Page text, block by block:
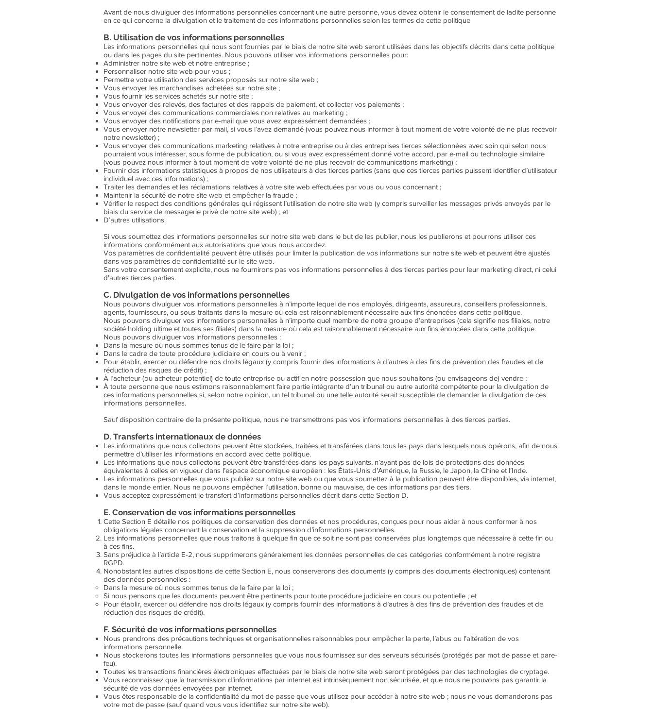
Avant de nous divulguer des informations personnelles concernant une autre personne, vous devez obtenir le consentement de ladite personne
en ce qui concerne la divulgation et le traitement de ces informations personnelles selon les termes de cette politique
B. Utilisation de vos informations personnelles
Les informations personnelles qui nous sont fournies par le biais de notre site web seront utilisées dans les objectifs décrits dans cette politique
ou dans les pages du site pertinentes. Nous pouvons utiliser vos informations personnelles pour:
Administrer notre site web et notre entreprise ;
Personnaliser notre site web pour vous ;
Permettre votre utilisation des services proposés sur notre site web ;
Vous envoyer les marchandises achetées sur notre site ;
Vous fournir les services achetés sur notre site ;
Vous envoyer des relevés, des factures et des rappels de paiement, et collecter vos paiements ;
Vous envoyer des communications commerciales non relatives au marketing ;
Vous envoyer des notifications par e-mail que vous avez expressément demandées ;
Vous envoyer notre newsletter par mail, si vous l’avez demandé (vous pouvez nous informer à tout moment de votre volonté de ne plus recevoir
notre newsletter) ;
Vous envoyer des communications marketing relatives à notre entreprise ou à des entreprises tierces sélectionnées avec soin qui selon nous
pourraient vous intéresser, sous forme de publication, ou si vous avez expressément donné votre accord, par e-mail ou technologie similaire
(vous pouvez nous informer à tout moment de votre volonté de ne plus recevoir de communications marketing) ;
Fournir des informations statistiques à propos de nos utilisateurs à des tierces parties (sans que ces tierces parties puissent identifier d’utilisateur
individuel avec ces informations) ;
Traiter les demandes et les réclamations relatives à votre site web effectuées par vous ou vous concernant ;
Maintenir la sécurité de notre site web et empêcher la fraude ;
Vérifier le respect des conditions générales qui régissent l’utilisation de notre site web (y compris surveiller les messages privés envoyés par le
biais du service de messagerie privé de notre site web) ; et
D’autres utilisations.
Si vous soumettez des informations personnelles sur notre site web dans le but de les publier, nous les publierons et pourrons utiliser ces
informations conformément aux autorisations que vous nous accordez.
Vos paramètres de confidentialité peuvent être utilisés pour limiter la publication de vos informations sur notre site web et peuvent être ajustés
dans vos paramètres de confidentialité sur le site web.
Sans votre consentement explicite, nous ne fournirons pas vos informations personnelles à des tierces parties pour leur marketing direct, ni celui
d’autres tierces parties.
C. Divulgation de vos informations personnelles
Nous pouvons divulguer vos informations personnelles à n’importe lequel de nos employés, dirigeants, assureurs, conseillers professionnels,
agents, fournisseurs, ou sous-traitants dans la mesure où cela est raisonnablement nécessaire aux fins énoncées dans cette politique.
Nous pouvons divulguer vos informations personnelles à n’importe quel membre de notre groupe d’entreprises (cela signifie nos filiales, notre
société holding ultime et toutes ses filiales) dans la mesure où cela est raisonnablement nécessaire aux fins énoncées dans cette politique.
Nous pouvons divulguer vos informations personnelles :
Dans la mesure où nous sommes tenus de le faire par la loi ;
Dans le cadre de toute procédure judiciaire en cours ou à venir ;
Pour établir, exercer ou défendre nos droits légaux (y compris fournir des informations à d’autres à des fins de prévention des fraudes et de
réduction des risques de crédit) ;
À l’acheteur (ou acheteur potentiel) de toute entreprise ou actif en notre possession que nous souhaitons (ou envisageons de) vendre ;
À toute personne que nous estimons raisonnablement faire partie intégrante d’un tribunal ou autre autorité compétente pour la divulgation de
ces informations personnelles si, selon notre opinion, un tel tribunal ou une telle autorité serait susceptible de demander la divulgation de ces
informations personnelles.
Sauf disposition contraire de la présente politique, nous ne transmettrons pas vos informations personnelles à des tierces parties.
D. Transferts internationaux de données
Les informations que nous collectons peuvent être stockées, traitées et transférées dans tous les pays dans lesquels nous opérons, afin de nous
permettre d’utiliser les informations en accord avec cette politique.
Les informations que nous collectons peuvent être transférées dans les pays suivants, n’ayant pas de lois de protections des données
équivalentes à celles en vigueur dans l’espace économique européen : les États-Unis d’Amérique, la Russie, le Japon, la Chine et l’Inde.
Les informations personnelles que vous publiez sur notre site web ou que vous soumettez à la publication peuvent être disponibles, via internet,
dans le monde entier. Nous ne pouvons empêcher l’utilisation, bonne ou mauvaise, de ces informations par des tiers.
Vous acceptez expressément le transfert d’informations personnelles décrit dans cette Section D.
E. Conservation de vos informations personnelles
Cette Section E détaille nos politiques de conservation des données et nos procédures, conçues pour nous aider à nous conformer à nos
obligations légales concernant la conservation et la suppression d’informations personnelles.
Les informations personnelles que nous traitons à quelque fin que ce soit ne sont pas conservées plus longtemps que nécessaire à cette fin ou
à ces fins.
Sans préjudice à l’article E-2, nous supprimerons généralement les données personnelles de ces catégories conformément à notre registre
RGPD.
Nonobstant les autres dispositions de cette Section E, nous conserverons des documents (y compris des documents électroniques) contenant
des données personnelles :
Dans la mesure où nous sommes tenus de le faire par la loi ;
Si nous pensons que les documents peuvent être pertinents pour toute procédure judiciaire en cours ou potentielle ; et
Pour établir, exercer ou défendre nos droits légaux (y compris fournir des informations à d’autres à des fins de prévention des fraudes et de
réduction des risques de crédit).
F. Sécurité de vos informations personnelles
Nous prendrons des précautions techniques et organisationnelles raisonnables pour empêcher la perte, l’abus ou l’altération de vos
informations personnelle.
Nous stockerons toutes les informations personnelles que vous nous fournissez sur des serveurs sécurisés (protégés par mot de passe et pare-
feu).
Toutes les transactions financières électroniques effectuées par le biais de notre site web seront protégées par des technologies de cryptage.
Vous reconnaissez que la transmission d’informations par internet est intrinsèquement non sécurisée, et que nous ne pouvons pas garantir la
sécurité de vos données envoyées par internet.
Vous êtes responsable de la confidentialité du mot de passe que vous utilisez pour accéder à notre site web ; nous ne vous demanderons pas
votre mot de passe (sauf quand vous vous identifiez sur notre site web).